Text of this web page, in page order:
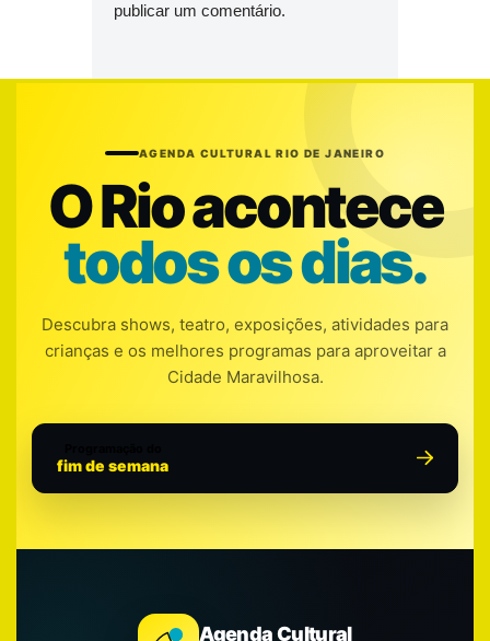
publicar um comentário.
AGENDA CULTURAL RIO DE JANEIRO
O Rio acontece
todos os dias.
Descubra shows, teatro, exposições, atividades para
crianças e os melhores programas para aproveitar a
Cidade Maravilhosa.
fim de semana
Agenda Cultural